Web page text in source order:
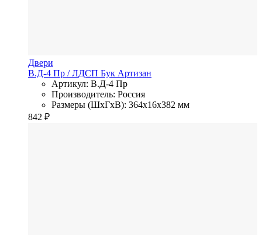
Двери
В.Д-4 Пр / ЛДСП Бук Артизан
Артикул: В.Д-4 Пр
Производитель: Россия
Размеры (ШхГхВ): 364x16x382 мм
842 ₽